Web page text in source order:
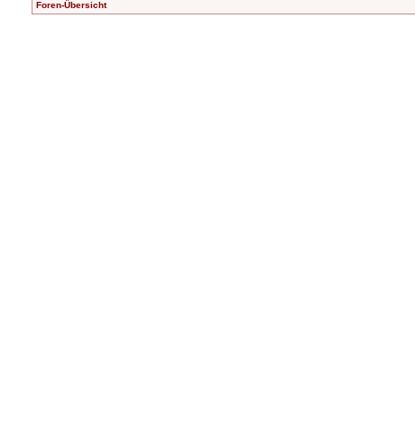
Foren-Übersicht